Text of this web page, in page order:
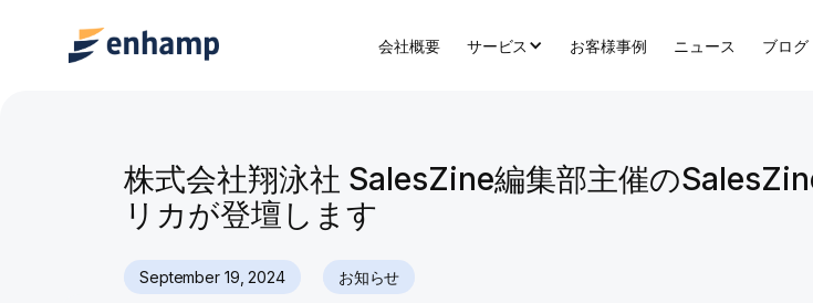
会社概要 サービス お客様事例 ニュース ブログ
株式会社翔泳社 SalesZine編集部主催の
リカが登壇します
September 19, 2024 お知らせ